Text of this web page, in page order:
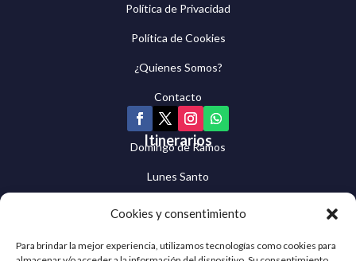
Cookies y consentimiento
Para brindar la mejor experiencia, utilizamos tecnologías como cookies para
Política de Privacidad
Política de Cookies
¿Quienes Somos?
Contacto
Itinerarios
Domingo de Ramos
Lunes Santo